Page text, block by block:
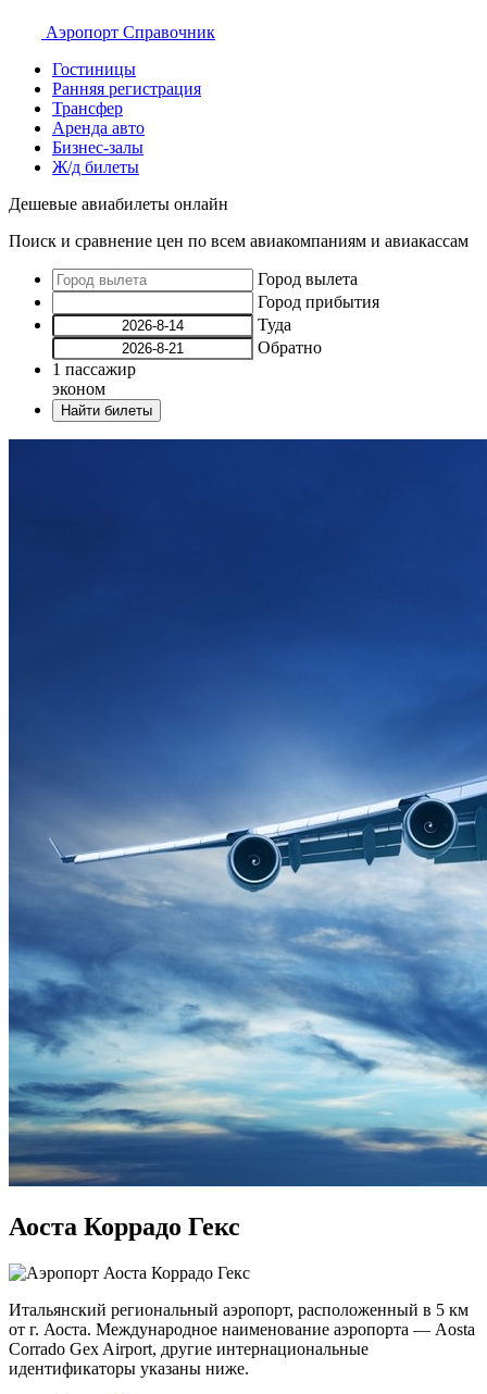
Аэропорт Справочник
Гостиницы
Ранняя регистрация
Трансфер
Аренда авто
Бизнес-залы
Ж/д билеты
Дешевые авиабилеты онлайн
Поиск и сравнение цен по всем авиакомпаниям и авиакассам
Город вылета
Город прибытия
Туда
Обратно
1 пассажир
эконом
Найти билеты
Аоста Коррадо Гекс
Итальянский региональный аэропорт, расположенный в 5 км
от г. Аоста. Международное наименование аэропорта — Aosta
Corrado Gex Airport, другие интернациональные
идентификаторы указаны ниже.